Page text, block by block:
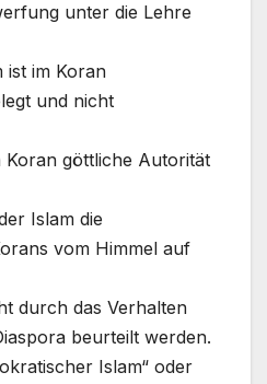
unter die Lehre
ist im Koran
und nicht
Koran göttliche Autorität
Islam die
vom Himmel auf
durch das Verhalten
beurteilt werden.
Islam“ oder